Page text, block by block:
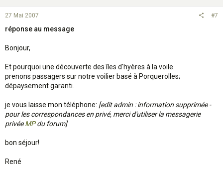
27 Mai 2007 #7
réponse au message
Bonjour,
Et pourquoi une découverte des îles d'hyères à la voile.
prenons passagers sur notre voilier basé à Porquerolles;
dépaysement garanti.
je vous laisse mon téléphone: [edit admin : information supprimée -
pour les correspondances en privé, merci d'utiliser la messagerie
privéeMPdu forum]
bon séjour!
René